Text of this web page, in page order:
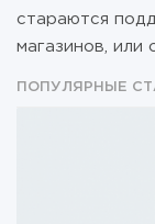
стараются
магазинов, или
ПОПУЛЯРНЫЕ